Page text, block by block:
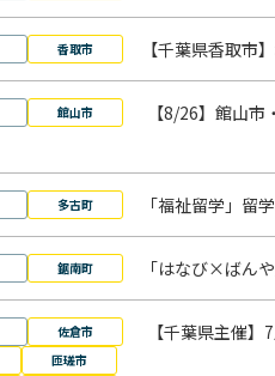
香取市 【千葉県香取市
館山市
【8/26】館山
多古町 「福祉留学」留
鋸南町 「はなび×ばん
佐倉市
匝瑳市
【千葉県主催